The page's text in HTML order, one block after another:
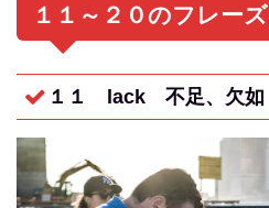
１１～２０のフレーズ
１１ lack 不足、欠如